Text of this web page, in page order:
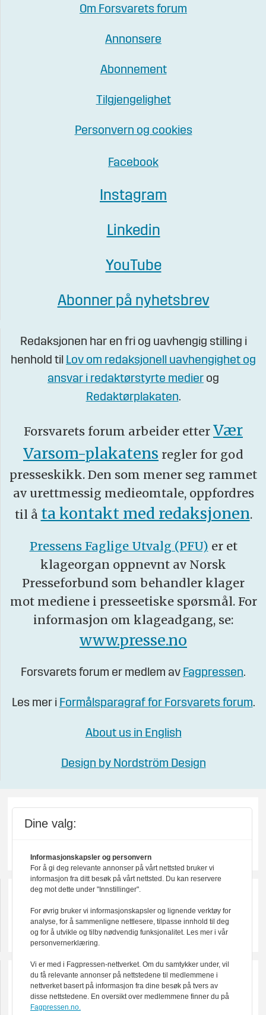
Om Forsvarets forum
Annonsere
Abonnement
Tilgjengelighet
Personvern og cookies
Facebook
Instagram
Linkedin
YouTube
Abonner på nyhetsbrev
Redaksjonen har en fri og uavhengig stilling i
henhold til Lov om redaksjonell uavhengighet og
ansvar i redaktørstyrte medier og
Redaktørplakaten.
Forsvarets forum arbeider etter Vær
Varsom-plakatens regler for god
presseskikk. Den som mener seg rammet
av urettmessig medieomtale, oppfordres
til å ta kontakt med redaksjonen.
Pressens Faglige Utvalg (PFU) er et
klageorgan oppnevnt av Norsk
Presseforbund som behandler klager
mot mediene i presseetiske spørsmål. For
informasjon om klageadgang, se:
www.presse.no
Forsvarets forum er medlem av Fagpressen.
Les mer i Formålsparagraf for Forsvarets forum.
About us in English
Design by Nordström Design
Dine valg:
Informasjonskapsler og personvern
For å gi deg relevante annonser på vårt nettsted bruker vi
informasjon fra ditt besøk på vårt nettsted. Du kan reservere
deg mot dette under "Innstillinger".
For øvrig bruker vi informasjonskapsler og lignende verktøy for
analyse, for å sammenligne nettlesere, tilpasse innhold til deg
og for å utvikle og tilby nødvendig funksjonalitet. Les mer i vår
personvernerklæring.
Vi er med i Fagpressen-nettverket. Om du samtykker under, vil
du få relevante annonser på nettstedene til medlemmene i
nettverket basert på informasjon fra dine besøk på tvers av
disse nettstedene. En oversikt over medlemmene finner du på
Fagpressen.no.